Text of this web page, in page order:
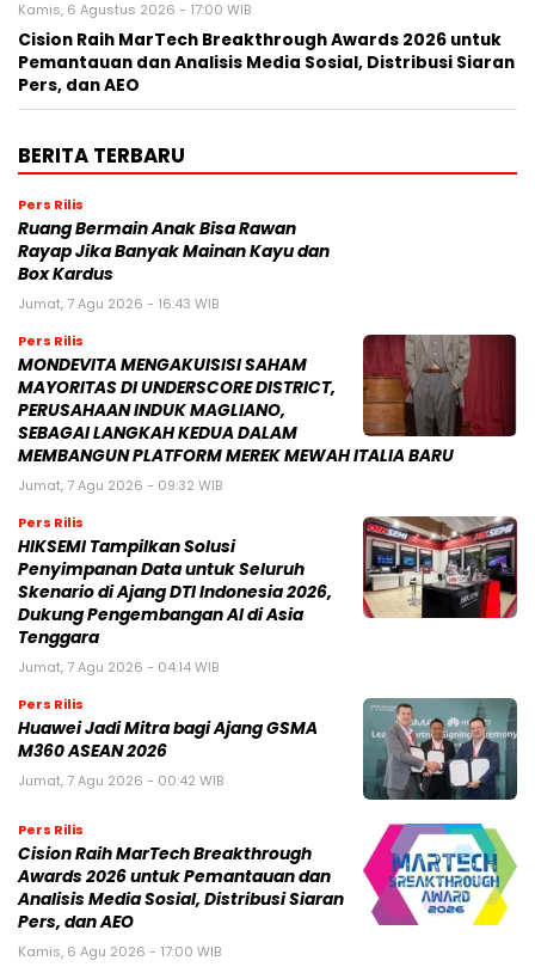
Kamis, 6 Agustus 2026 - 17:00 WIB
Cision Raih MarTech Breakthrough Awards 2026 untuk
Pemantauan dan Analisis Media Sosial, Distribusi Siaran
Pers, dan AEO
BERITA TERBARU
Pers Rilis
Ruang Bermain Anak Bisa Rawan
Rayap Jika Banyak Mainan Kayu dan
Box Kardus
Jumat, 7 Agu 2026 - 16:43 WIB
Pers Rilis
MONDEVITA MENGAKUISISI SAHAM
MAYORITAS DI UNDERSCORE DISTRICT,
PERUSAHAAN INDUK MAGLIANO,
SEBAGAI LANGKAH KEDUA DALAM
MEMBANGUN PLATFORM MEREK MEWAH ITALIA BARU
Jumat, 7 Agu 2026 - 09:32 WIB
Pers Rilis
HIKSEMI Tampilkan Solusi
Penyimpanan Data untuk Seluruh
Skenario di Ajang DTI Indonesia 2026,
Dukung Pengembangan AI di Asia
Tenggara
Jumat, 7 Agu 2026 - 04:14 WIB
Pers Rilis
Huawei Jadi Mitra bagi Ajang GSMA
M360 ASEAN 2026
Jumat, 7 Agu 2026 - 00:42 WIB
Pers Rilis
Cision Raih MarTech Breakthrough
Awards 2026 untuk Pemantauan dan
Analisis Media Sosial, Distribusi Siaran
Pers, dan AEO
Kamis, 6 Agu 2026 - 17:00 WIB